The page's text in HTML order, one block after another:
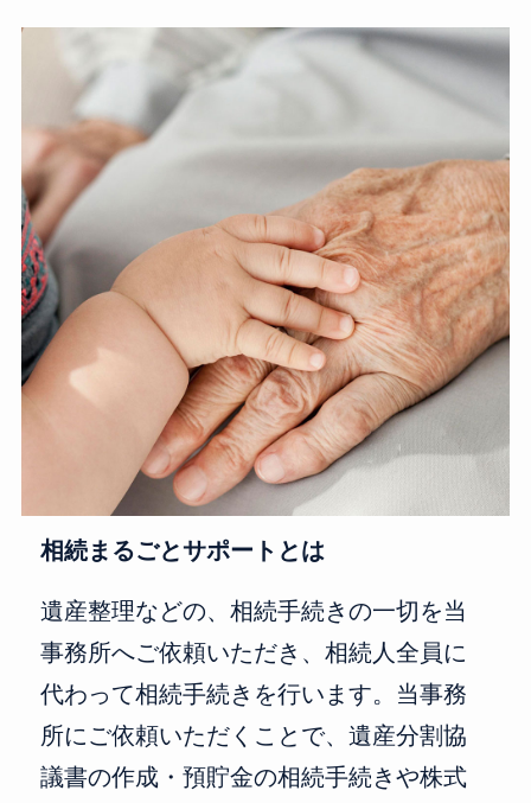
相続まるごとサポートとは
遺産整理などの、相続手続きの一切を当
事務所へご依頼いただき、相続人全員に
代わって相続手続きを行います。当事務
所にご依頼いただくことで、遺産分割協
議書の作成・預貯金の相続手続きや株式